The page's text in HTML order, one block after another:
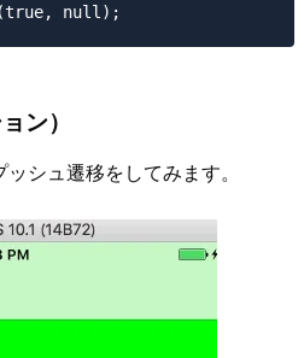
ン）
シュ遷移をしてみます。